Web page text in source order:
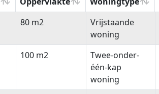
Oppervlakte Woningtype
80 m2
Vrijstaande
woning
100 m2
Twee-onder-
één-kap
woning